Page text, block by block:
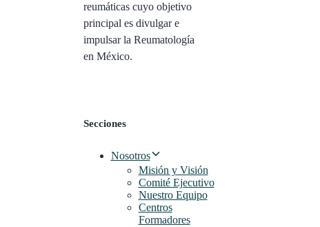
reumáticas cuyo objetivo
principal es divulgar e
impulsar la Reumatología
en México.
Secciones
Nosotros
Misión y Visión
Comité Ejecutivo
Nuestro Equipo
Centros
Formadores